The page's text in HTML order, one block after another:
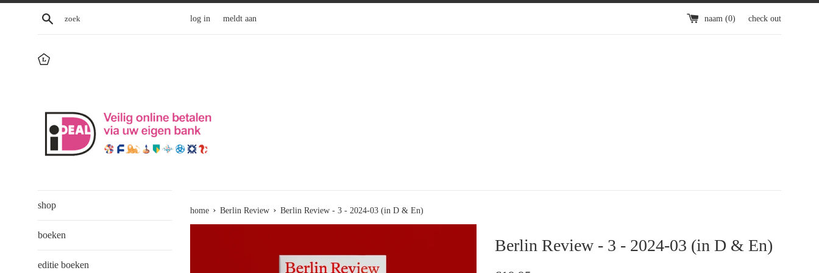
zoek log in meldt aan naam (0) check out
shop
boeken
editie boeken
home › Berlin Review › Berlin Review - 3 - 2024-03 (in D & En)
Berlin Review - 3 - 2024-03 (in D & En)